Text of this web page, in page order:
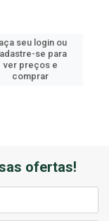
seu login ou
se para
ver preços e
comprar
ofertas!